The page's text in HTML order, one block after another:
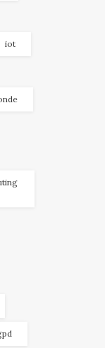
iot